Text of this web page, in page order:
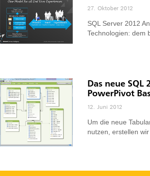
27. Oktober 2012
SQL Server 2012
Technologien: dem
Das neue
PowerPivot
12. Juni 2012
Um die neue
nutzen, erstellen